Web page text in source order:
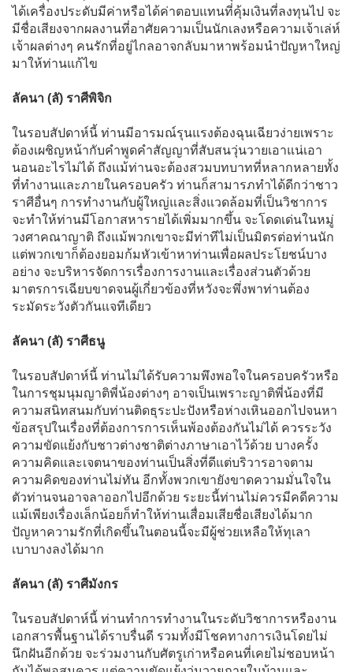
ได้เครื่องประดับมีค่าหรือได้ค่าตอบแทนที่คุ้มเงินที่ลงทุนไป จะ
มีชื่อเสียงจากผลงานที่อาศัยความเป็นนักเลงหรือความเจ้าเล่ห์
เจ้าผลต่างๆ คนรักที่อยู่ไกลอาจกลับมาหาพร้อมนำปัญหาใหญ่
มาให้ท่านแก้ไข
ลัคนา (ลั) ราศีพิจิก
ในรอบสัปดาห์นี้ ท่านมีอารมณ์รุนแรงต้องฉุนเฉียวง่ายเพราะ
ต้องเผชิญหน้ากับคำพูดคำสัญญาที่สับสนวุ่นวายเอาแน่เอา
นอนอะไรไม่ได้ ถึงแม้ท่านจะต้องสวมบทบาทที่หลากหลายทั้ง
ที่ทำงานและภายในครอบครัว ท่านก็สามารภทำได้ดีกว่าชาว
ราศีอื่นๆ การทำงานกับผู้ใหญ่และสิ่งแวดล้อมที่เป็นวิชาการ
จะทำให้ท่านมีโอกาสหารายได้เพิ่มมากขึ้น จะโดดเด่นในหมู่
วงศาคณาญาติ ถึงแม้พวกเขาจะมีท่าทีไม่เป็นมิตรต่อท่านนัก
แต่พวกเขาก็ต้องยอมก้มหัวเข้าหาท่านเพื่อผลประโยชน์บาง
อย่าง จะบริหารจัดการเรื่องการงานและเรื่องส่วนตัวด้วย
มาตรการเฉียบขาดจนผู้เกี่ยวข้องที่หวังจะพึ่งพาท่านต้อง
ระมัดระวังตัวกันแจทีเดียว
ลัคนา (ลั) ราศีธนู
ในรอบสัปดาห์นี้ ท่านไม่ได้รับความพึงพอใจในครอบครัวหรือ
ในการชุมนุมญาติพี่น้องต่างๆ อาจเป็นเพราะญาติพี่น้องที่มี
ความสนิทสนมกับท่านติดธุระปะปังหรือห่างเหินออกไปจนหา
ข้อสรุปในเรื่องที่ต้องการการเห็นพ้องต้องกันไม่ได้ ควรระวัง
ความขัดแย้งกับชาวต่างชาติต่างภาษาเอาไว้ด้วย บางครั้ง
ความคิดและเจตนาของท่านเป็นสิ่งที่ดีแต่บริวารอาจตาม
ความคิดของท่านไม่ทัน อีกทั้งพวกเขายังขาดความมั่นใจใน
ตัวท่านจนอาจลาออกไปอีกด้วย ระยะนี้ท่านไม่ควรมีคดีความ
แม้เพียงเรื่องเล็กน้อยก็ทำให้ท่านเสื่อมเสียชื่อเสียงได้มาก
ปัญหาความรักที่เกิดขึ้นในตอนนี้จะมีผู้ช่วยเหลือให้ทุเลา
เบาบางลงได้มาก
ลัคนา (ลั) ราศีมังกร
ในรอบสัปดาห์นี้ ท่านทำการทำงานในระดับวิชาการหรืองาน
เอกสารพื้นฐานได้ราบรื่นดี รวมทั้งมีโชคทางการเงินโดยไม่
นึกฝันอีกด้วย จะร่วมงานกับศัตรูเก่าหรือคนที่เคยไม่ชอบหน้า